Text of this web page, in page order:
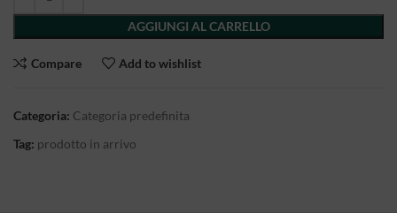
AGGIUNGI AL CARRELLO
Compare Add to wishlist
Categoria: Categoria predefinita
Tag: prodotto in arrivo